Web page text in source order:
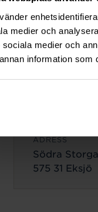
medier och
sociala medier och
information som
Lilla
503 35 Borås
ADRESS
Södra
575 31 Eksjö